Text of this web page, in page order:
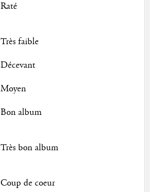
Raté
Très faible
Décevant
Moyen
Bon album
Très bon album
Coup de coeur